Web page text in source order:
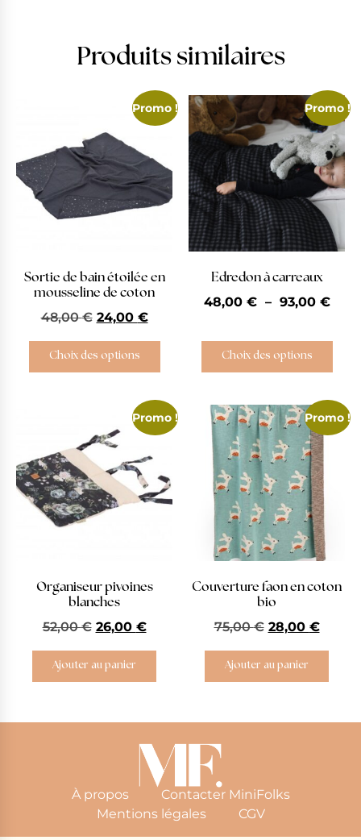
Produits similaires
Promo !
Sortie de bain étoilée en
mousseline de coton
48,00€ 24,00 €
Choix des options
Promo !
Edredon à carreaux
48,00 € – 93,00 €
Choix des options
Promo !
Organiseur pivoines
blanches
52,00€ 26,00 €
Ajouter au panier
Promo !
Couverture faon en coton
bio
75,00€ 28,00 €
Ajouter au panier
À propos
Contacter MiniFolks
Mentions légales
CGV